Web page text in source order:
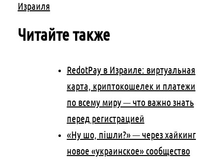
Израиля
Читайте также
RedotPay в Израиле: виртуальная
карта, криптокошелек и платежи
по всему миру — что важно знать
перед регистрацией
«Ну шо, пішли?» — через хайкинг
новое «украинское» сообщество